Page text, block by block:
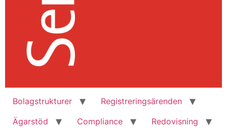
Bolagstrukturer
Registreringsärenden
Ägarstöd
Compliance
Redovisning